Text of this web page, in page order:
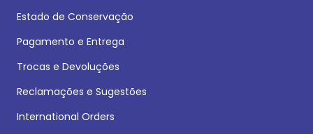
Estado de Conservação
Pagamento e Entrega
Trocas e Devoluções
Reclamações e Sugestões
International Orders